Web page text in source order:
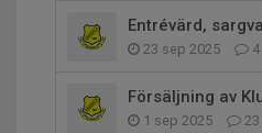
Entrévärd,
23 sep 2025 4
Försäljning av
1 sep 2025 23